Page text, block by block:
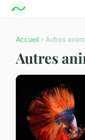
Accueil › Autres
Autres